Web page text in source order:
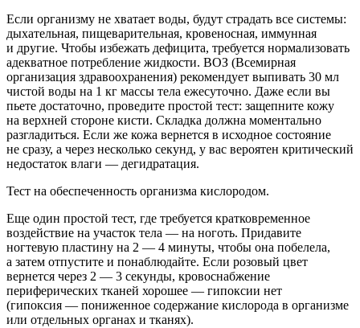
Если организму не хватает воды, будут страдать все системы:
дыхательная, пищеварительная, кровеносная, иммунная
и другие. Чтобы избежать дефицита, требуется нормализовать
адекватное потребление жидкости. ВОЗ (Всемирная
организация здравоохранения) рекомендует выпивать 30 мл
чистой воды на 1 кг массы тела ежесуточно. Даже если вы
пьете достаточно, проведите простой тест: защепните кожу
на верхней стороне кисти. Складка должна моментально
разгладиться. Если же кожа вернется в исходное состояние
не сразу, а через несколько секунд, у вас вероятен критический
недостаток влаги — дегидратация.
Тест на обеспеченность организма кислородом.
Еще один простой тест, где требуется кратковременное
воздействие на участок тела — на ноготь. Придавите
ногтевую пластину на 2 — 4 минуты, чтобы она побелела,
а затем отпустите и понаблюдайте. Если розовый цвет
вернется через 2 — 3 секунды, кровоснабжение
периферических тканей хорошее — гипоксии нет
(гипоксия — пониженное содержание кислорода в организме
или отдельных органах и тканях).